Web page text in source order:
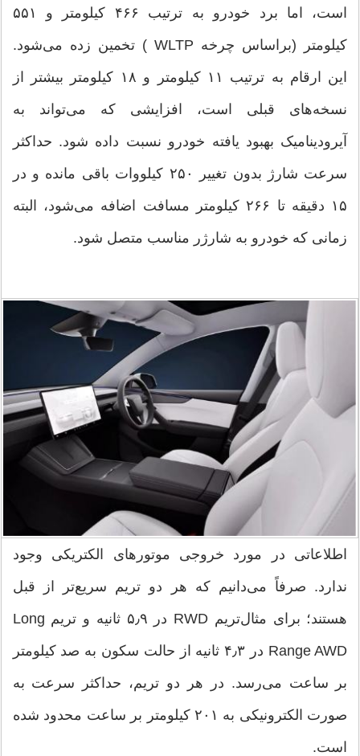
است، اما برد خودرو به ترتیب ۴۶۶ کیلومتر و ۵۵۱
کیلومتر (براساس چرخه WLTP ) تخمین زده می‌شود.
این ارقام به ترتیب ۱۱ کیلومتر و ۱۸ کیلومتر بیشتر از
نسخه‌های قبلی است، افزایشی که می‌تواند به
آیرودینامیک بهبود یافته خودرو نسبت داده شود. حداکثر
سرعت شارژ بدون تغییر ۲۵۰ کیلووات باقی مانده و در
۱۵ دقیقه تا ۲۶۶ کیلومتر مسافت اضافه می‌شود، البته
زمانی که خودرو به شارژر مناسب متصل شود.
اطلاعاتی در مورد خروجی موتورهای الکتریکی وجود
ندارد. صرفاً می‌دانیم که هر دو تریم سریع‌تر از قبل
هستند؛ برای مثال‌تریم RWD در ۵٫۹ ثانیه و تریم Long
Range AWD در ۴٫۳ ثانیه از حالت سکون به صد کیلومتر
بر ساعت می‌رسد. در هر دو تریم، حداکثر سرعت به
صورت الکترونیکی به ۲۰۱ کیلومتر بر ساعت محدود شده
است.